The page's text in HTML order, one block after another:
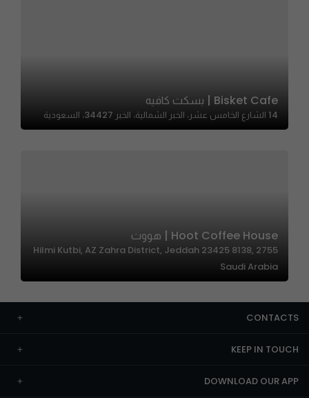
Bisket Cafe | بسكت كافيه
14 الشارع الخامس عشر، الخبر الشمالية، الخبر 34427، السعودية
Hoot Coffee House | هووت
2755 Hilmi Kutbi, AZ Zahra District, Jeddah 23425 8138,
Saudi Arabia
CONTACTS
KEEP IN TOUCH
DOWNLOAD OUR APP